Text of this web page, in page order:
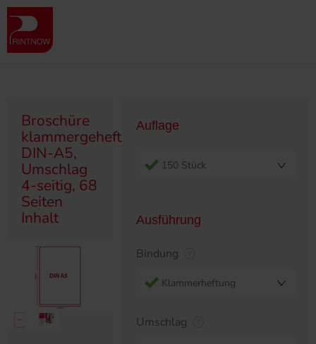
" >
Produktübersicht
Broschüre klammergeheftet, DIN-A5, Umschlag 4-seitig, 68 Seiten
Inhalt
Broschüre
klammergeheftet,
DIN-A5,
Umschlag
4-seitig, 68
Seiten
Inhalt
Auflage
150 Stück
Ausführung
Bindung
Klammerheftung
Umschlag